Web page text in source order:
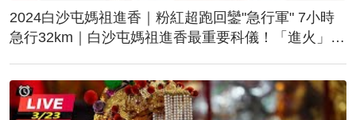
2024白沙屯媽祖進香｜粉紅超跑回鑾"急行軍" 7小時
急行32km｜白沙屯媽祖進香最重要科儀！「進火」儀